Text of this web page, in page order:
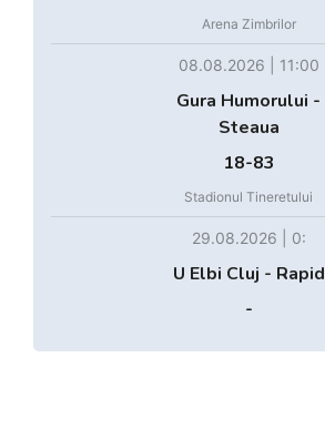
Arena Zimbrilor
08.08.2026 | 11:00
Gura Humorului -
Steaua
18-83
Stadionul Tineretului
29.08.2026 | 0:
U Elbi Cluj - Rapid
-